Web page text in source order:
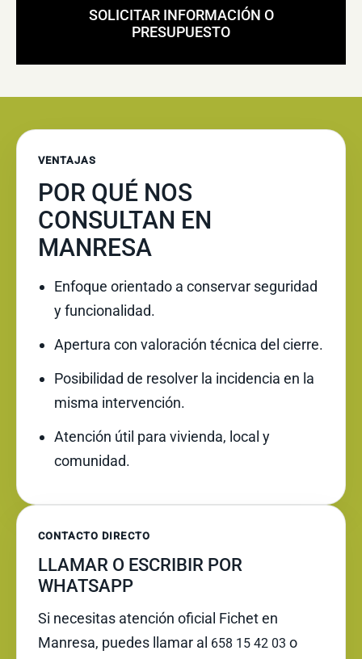
SOLICITAR INFORMACIÓN O
PRESUPUESTO
VENTAJAS
POR QUÉ NOS
CONSULTAN EN
MANRESA
Enfoque orientado a conservar seguridad
y funcionalidad.
Apertura con valoración técnica del cierre.
Posibilidad de resolver la incidencia en la
misma intervención.
Atención útil para vivienda, local y
comunidad.
CONTACTO DIRECTO
LLAMAR O ESCRIBIR POR
WHATSAPP
Si necesitas atención oficial Fichet en
Manresa, puedes llamar al 658 15 42 03 o